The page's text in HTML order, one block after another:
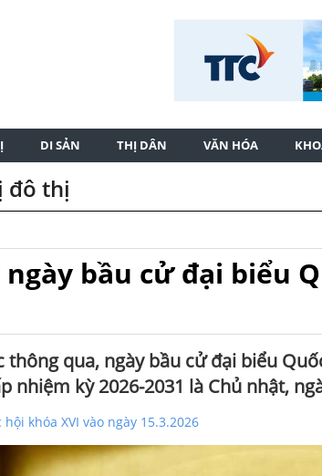
DI SẢN THỊ DÂN VĂN HÓA
đô thị
bầu cử đại biểu
qua, ngày bầu cử đại biểu
nhiệm kỳ 2026-2031 là Chủ nhật,
khóa XVI vào ngày 15.3.2026